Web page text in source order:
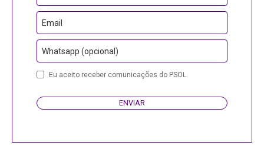
Email
Whatsapp (opcional)
WebsiteEu aceito receber comunicações do PSOL.
ENVIAR